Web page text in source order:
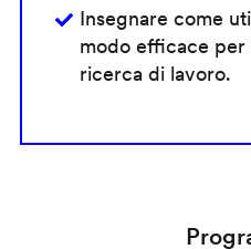
Insegnare come
modo efficace per
ricerca di lavoro.